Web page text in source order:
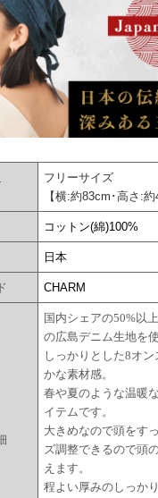
フリーサイズ
【横:約83cm･高さ:
コットン(綿)100%
日本
CHARM
国内シェアの50%以
の広島デニム生地を
しっかりとした8オ
かな素材感。
春や夏のような温暖
イテムです。
大きめなので頭をす
ズ調整できるので頭
えます。
程よい厚みのしっか